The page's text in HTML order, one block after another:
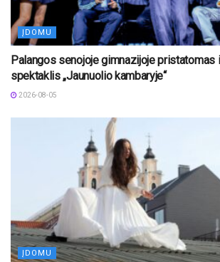
ĮDOMU
Palangos senojoje gimnazijoje pristatomas
spektaklis „Jaunuolio kambaryje“
2026-08-05
ĮDOMU